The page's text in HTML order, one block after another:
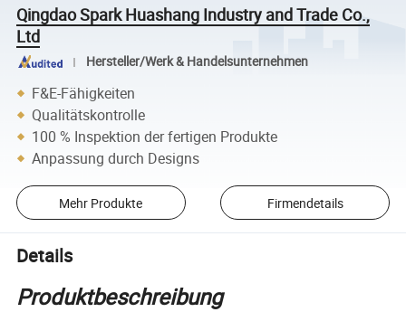
Qingdao Spark Huashang Industry and Trade Co.,
Ltd
Hersteller/Werk & Handelsunternehmen
F&E-Fähigkeiten
Qualitätskontrolle
100 % Inspektion der fertigen Produkte
Anpassung durch Designs
Mehr Produkte Firmendetails
Details
Produktbeschreibung